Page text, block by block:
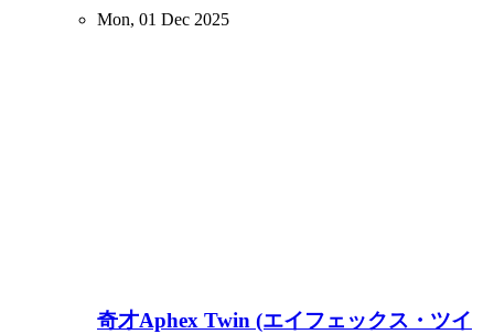
Mon, 01 Dec 2025
奇才Aphex Twin (エイフェックス・ツイ